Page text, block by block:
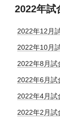
2022年試
2022年12月
2022年10月
2022年8月試
2022年6月試
2022年4月試
2022年2月試